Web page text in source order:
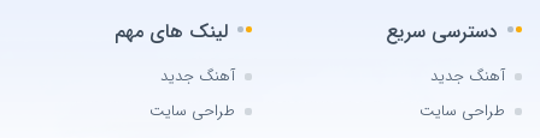
Burak Bulut
Can Bonomo
Cenk Türk
دسترسی سریع
آهنگ جدید
طراحی سایت
لینک های مهم
آهنگ جدید
طراحی سایت